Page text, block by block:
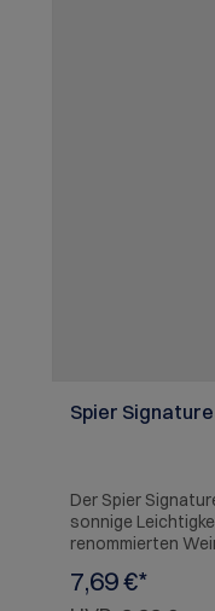
Spier
Der Spier
sonnige
renommierten
lebendigen
7,69 €*